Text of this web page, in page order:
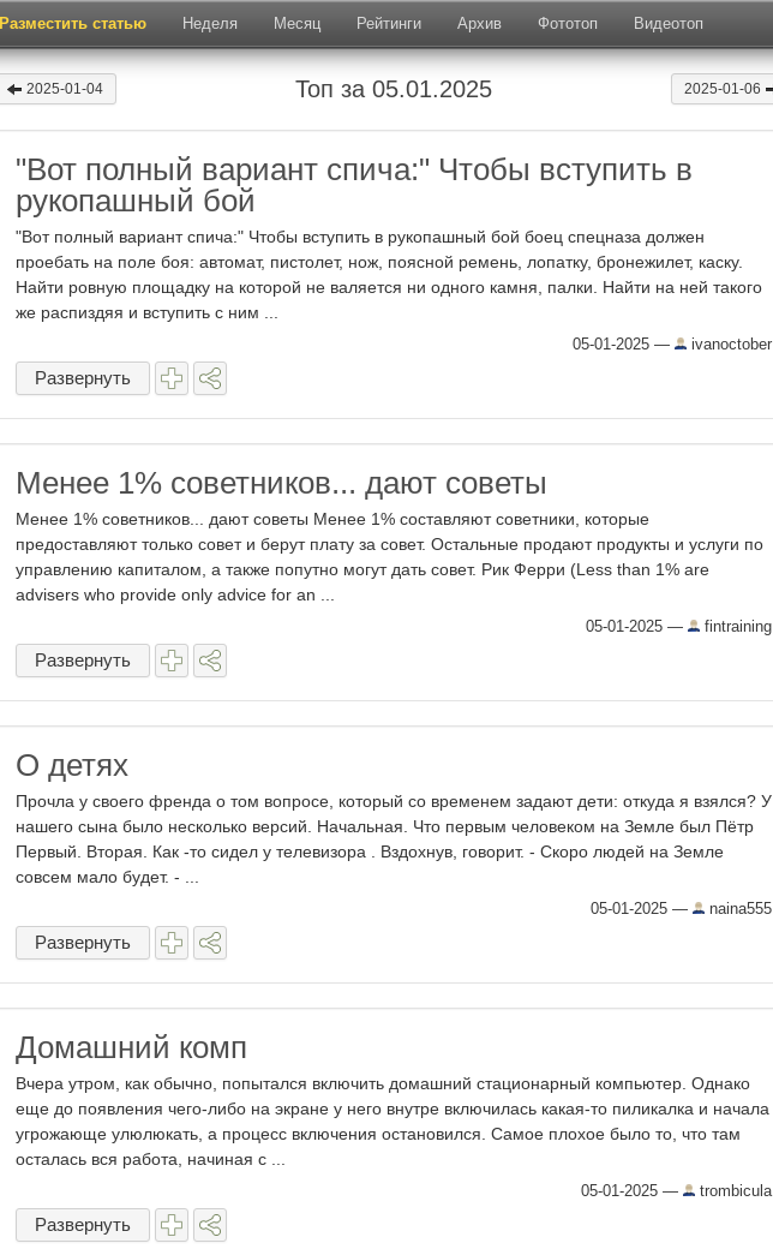
Разместить статью Неделя Месяц Рейтинги Архив Фототоп Видеотоп
2025-01-04 Топ за 05.01.2025 2025-01-06
"Вот полный вариант спича:" Чтобы вступить в
рукопашный бой
"Вот полный вариант спича:" Чтобы вступить в рукопашный бой боец спецназа должен
проебать на поле боя: автомат, пистолет, нож, поясной ремень, лопатку, бронежилет, каску.
Найти ровную площадку на которой не валяется ни одного камня, палки. Найти на ней такого
же распиздяя и вступить с ним ...
05-01-2025 — ivanoctober
Развернуть
Менее 1% советников... дают советы
Менее 1% советников... дают советы Менее 1% составляют советники, которые
предоставляют только совет и берут плату за совет. Остальные продают продукты и услуги по
управлению капиталом, а также попутно могут дать совет. Рик Ферри (Less than 1% are
advisers who provide only advice for an ...
05-01-2025 — fintraining
Развернуть
О детях
Прочла у своего френда о том вопросе, который со временем задают дети: откуда я взялся? У
нашего сына было несколько версий. Начальная. Что первым человеком на Земле был Пётр
Первый. Вторая. Как -то сидел у телевизора . Вздохнув, говорит. - Скоро людей на Земле
совсем мало будет. - ...
05-01-2025 — naina555
Развернуть
Домашний комп
Вчера утром, как обычно, попытался включить домашний стационарный компьютер. Однако
еще до появления чего-либо на экране у него внутре включилась какая-то пиликалка и начала
угрожающе улюлюкать, а процесс включения остановился. Самое плохое было то, что там
осталась вся работа, начиная с ...
05-01-2025 — trombicula
Развернуть